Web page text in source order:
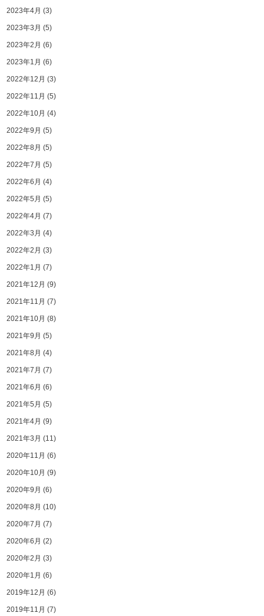
2023年4月 (3)
2023年3月 (5)
2023年2月 (6)
2023年1月 (6)
2022年12月 (3)
2022年11月 (5)
2022年10月 (4)
2022年9月 (5)
2022年8月 (5)
2022年7月 (5)
2022年6月 (4)
2022年5月 (5)
2022年4月 (7)
2022年3月 (4)
2022年2月 (3)
2022年1月 (7)
2021年12月 (9)
2021年11月 (7)
2021年10月 (8)
2021年9月 (5)
2021年8月 (4)
2021年7月 (7)
2021年6月 (6)
2021年5月 (5)
2021年4月 (9)
2021年3月 (11)
2020年11月 (6)
2020年10月 (9)
2020年9月 (6)
2020年8月 (10)
2020年7月 (7)
2020年6月 (2)
2020年2月 (3)
2020年1月 (6)
2019年12月 (6)
2019年11月 (7)